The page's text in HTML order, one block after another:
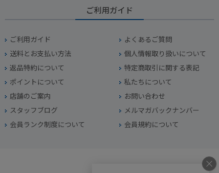
ご利用ガイド
ご利用ガイド
よくあるご質問
送料とお支払い方法
個人情報取り扱いについて
返品特約について
特定商取引に関する表記
ポイントについて
私たちについて
店舗のご案内
お問い合わせ
スタッフブログ
メルマガバックナンバー
会員ランク制度について
会員規約について